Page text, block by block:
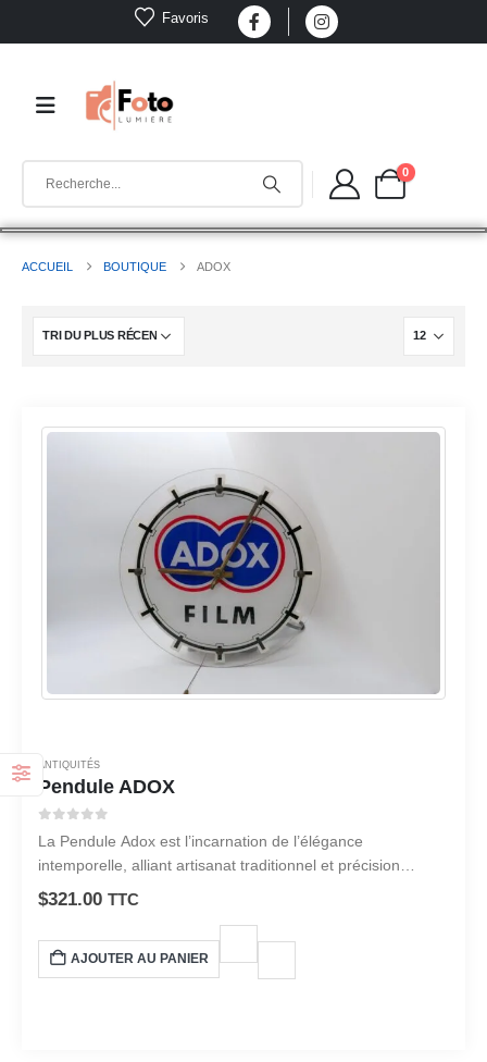
Favoris
0
ACCUEIL BOUTIQUE ADOX
ANTIQUITÉS
Pendule ADOX
La Pendule Adox est l’incarnation de l’élégance
intemporelle, alliant artisanat traditionnel et précision
moderne. Ce garde-temps exquis est plus qu’une simple
horloge ; C’est un symbole de sophistication et de goût
raffiné.
$321.00 TTC
AJOUTER AU PANIER